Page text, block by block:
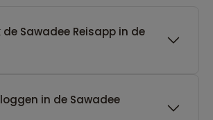
Sawadee Reisapp in de
in de Sawadee